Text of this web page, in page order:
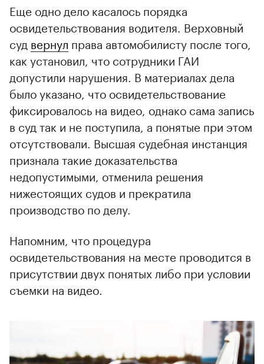
Еще одно дело касалось порядка
освидетельствования водителя. Верховный
суд вернул права автомобилисту после того,
как установил, что сотрудники ГАИ
допустили нарушения. В материалах дела
было указано, что освидетельствование
фиксировалось на видео, однако сама запись
в суд так и не поступила, а понятые при этом
отсутствовали. Высшая судебная инстанция
признала такие доказательства
недопустимыми, отменила решения
нижестоящих судов и прекратила
производство по делу.
Напомним, что процедура
освидетельствования на месте проводится в
присутствии двух понятых либо при условии
съемки на видео.